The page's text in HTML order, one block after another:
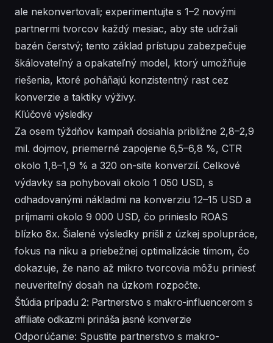
ale nekonvertovali; experimentujte s 1–2 novými
partnermi tvorcov každý mesiac, aby ste udržali
bazén čerstvý; tento základ prístupu zabezpečuje
škálovateľný a opakateľný model, ktorý umožňuje
riešenia, ktoré poháňajú konzistentný rast cez
konverzie a taktiky výživy.
Kľúčové výsledky
Za osem týždňov kampaň dosiahla približne 2,8–2,9
mil. dojmov, priemerné zapojenie 6,5–6,8 %, CTR
okolo 1,8–1,9 % a 320 on-site konverzií. Celkové
výdavky sa pohybovali okolo 1 050 USD, s
odhadovanými nákladmi na konverziu 12–15 USD a
príjmami okolo 9 000 USD, čo prinieslo ROAS
blízko 8x. Šialené výsledky prišli z úzkej spolupráce,
fokus na niku a priebežnej optimalizácie tímom, čo
dokazuje, že nano až mikro tvorcovia môžu priniesť
neuveriteľný dosah na úzkom rozpočte.
Štúdia prípadu 2: Partnerstvo s makro-influencerom s
affiliate odkazmi prináša jasné konverzie
Odporúčanie: Spustite partnerstvo s makro-